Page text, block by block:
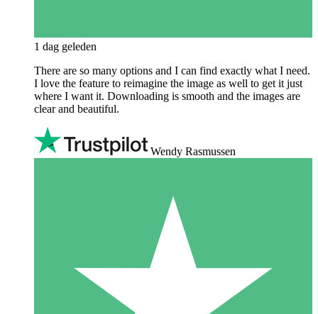
1 dag geleden
There are so many options and I can find exactly what I need.
I love the feature to reimagine the image as well to get it just
where I want it. Downloading is smooth and the images are
clear and beautiful.
Wendy Rasmussen